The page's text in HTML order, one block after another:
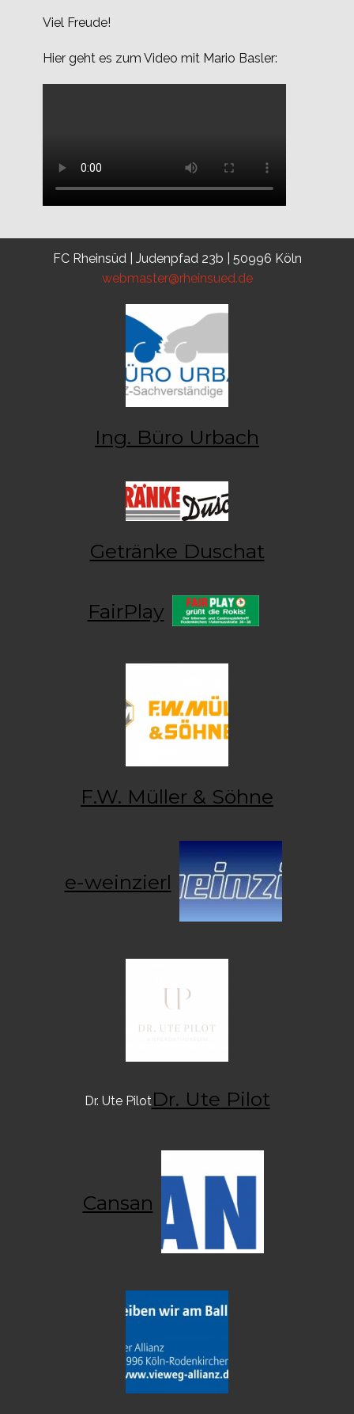
Viel Freude!
Hier geht es zum Video mit Mario Basler:
FC Rheinsüd | Judenpfad 23b | 50996 Köln
webmaster@rheinsued.de
Ing. Büro Urbach
Getränke Duschat
FairPlay
F.W. Müller & Söhne
e-weinzierl
Dr. Ute Pilot
Dr. Ute Pilot
Cansan